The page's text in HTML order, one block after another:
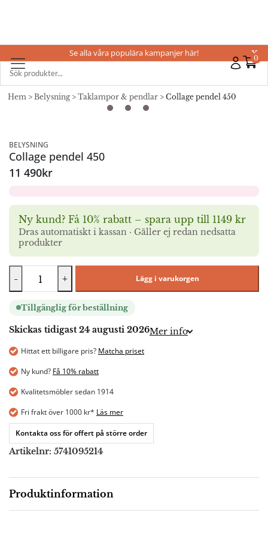
0
Se alla våra populära kampanjer här! X
Hem > Belysning> Taklampor & pendlar > Collage pendel 450
BELYSNING
Collage pendel 450
11 490kr
Ny kund? Få 10% rabatt – spara upp till 1149 kr
Dras automatiskt i kassan · Gäller ej redan nedsatta
produkter
- + Lägg i varukorgen
Tillgänglig för beställning
Skickas tidigast 24 augusti 2026Mer info
Hittat ett billigare pris? Matcha priset
Ny kund? Få 10% rabatt
Kvalitetsmöbler sedan 1914
Fri frakt över 1000 kr* Läs mer
Kontakta oss för offert på större order
Artikelnr: 5741095214
Produktinformation